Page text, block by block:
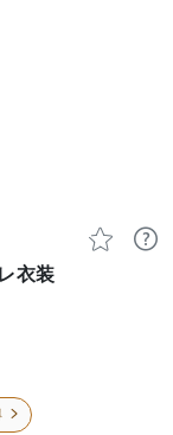
 
衣装
